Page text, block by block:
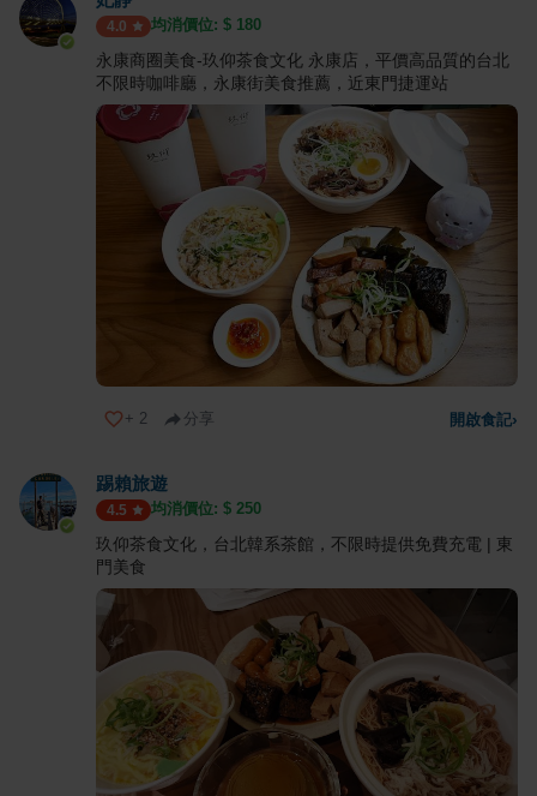
4.0 均消價位: $ 180
永康商圈美食-玖仰茶食文化 永康店，平價高品質的台北
不限時咖啡廳，永康街美食推薦，近東門捷運站
+ 2 分享 開啟食記›
踢賴旅遊
4.5 均消價位: $ 250
玖仰茶食文化，台北韓系茶館，不限時提供免費充電 | 東
門美食